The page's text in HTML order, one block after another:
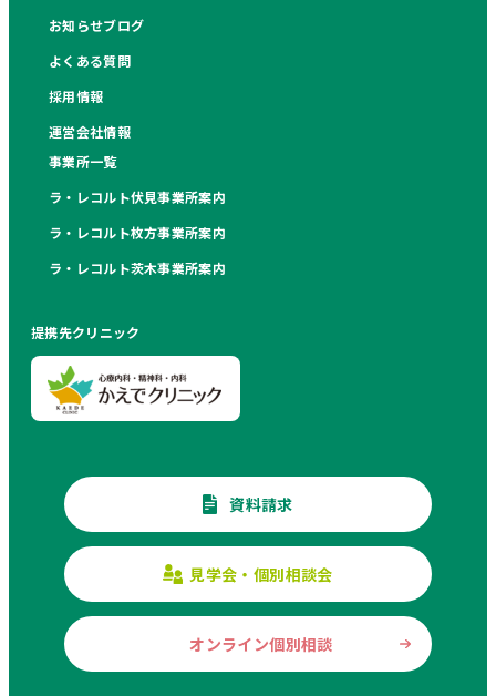
お知らせブログ
よくある質問
採用情報
運営会社情報
事業所一覧
ラ・レコルト伏見事業所案内
ラ・レコルト枚方事業所案内
ラ・レコルト茨木事業所案内
提携先クリニック
資料請求
見学会・個別相談会
オンライン個別相談